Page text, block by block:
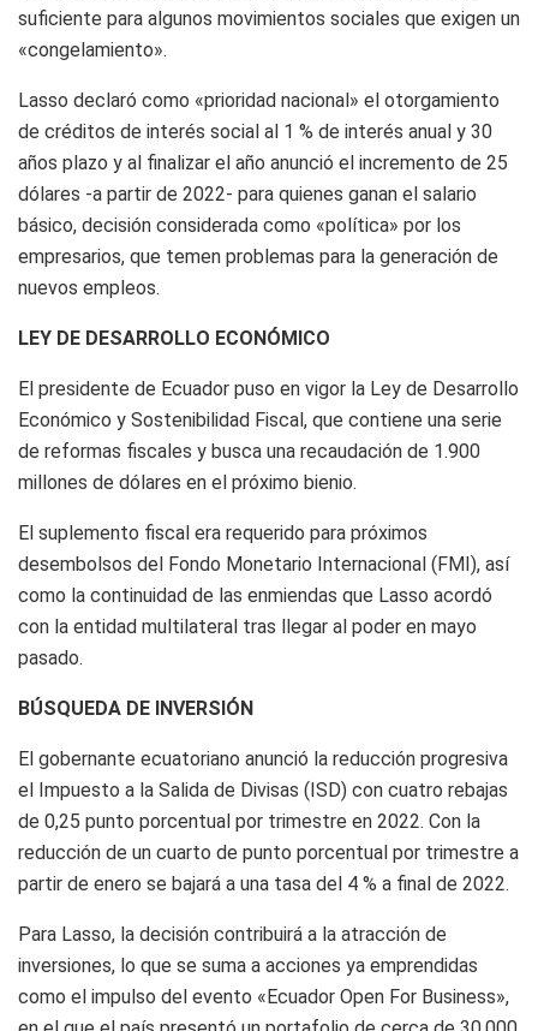
suficiente para algunos movimientos sociales que exigen un
«congelamiento».
Lasso declaró como «prioridad nacional» el otorgamiento
de créditos de interés social al 1 % de interés anual y 30
años plazo y al finalizar el año anunció el incremento de 25
dólares -a partir de 2022- para quienes ganan el salario
básico, decisión considerada como «política» por los
empresarios, que temen problemas para la generación de
nuevos empleos.
LEY DE DESARROLLO ECONÓMICO
El presidente de Ecuador puso en vigor la Ley de Desarrollo
Económico y Sostenibilidad Fiscal, que contiene una serie
de reformas fiscales y busca una recaudación de 1.900
millones de dólares en el próximo bienio.
El suplemento fiscal era requerido para próximos
desembolsos del Fondo Monetario Internacional (FMI), así
como la continuidad de las enmiendas que Lasso acordó
con la entidad multilateral tras llegar al poder en mayo
pasado.
BÚSQUEDA DE INVERSIÓN
El gobernante ecuatoriano anunció la reducción progresiva
el Impuesto a la Salida de Divisas (ISD) con cuatro rebajas
de 0,25 punto porcentual por trimestre en 2022. Con la
reducción de un cuarto de punto porcentual por trimestre a
partir de enero se bajará a una tasa del 4 % a final de 2022.
Para Lasso, la decisión contribuirá a la atracción de
inversiones, lo que se suma a acciones ya emprendidas
como el impulso del evento «Ecuador Open For Business»,